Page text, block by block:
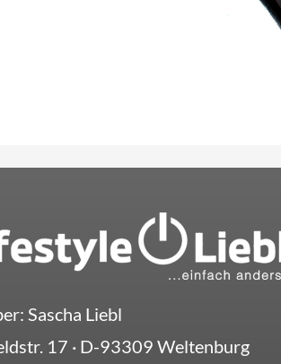
Sascha Liebl
17 · D-93309 Weltenburg